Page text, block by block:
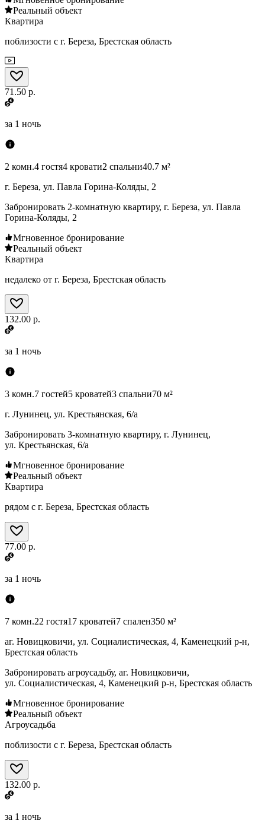
Реальный объект
Квартира
поблизости с г. Береза, Брестская область
71.50 р.
за 1 ночь
2 комн.4 гостя4 кровати2 спальни40.7 м²
г. Береза, ул. Павла Горина-Коляды, 2
Забронировать 2-комнатную квартиру, г. Береза, ул. Павла
Горина-Коляды, 2
Мгновенное бронирование
Реальный объект
Квартира
недалеко от г. Береза, Брестская область
132.00 р.
за 1 ночь
3 комн.7 гостей5 кроватей3 спальни70 м²
г. Лунинец, ул. Крестьянская, 6/а
Забронировать 3-комнатную квартиру, г. Лунинец,
ул. Крестьянская, 6/а
Мгновенное бронирование
Реальный объект
Квартира
рядом с г. Береза, Брестская область
77.00 р.
за 1 ночь
7 комн.22 гостя17 кроватей7 спален350 м²
аг. Новицковичи, ул. Социалистическая, 4, Каменецкий р-н,
Брестская область
Забронировать агроусадьбу, аг. Новицковичи,
ул. Социалистическая, 4, Каменецкий р-н, Брестская область
Мгновенное бронирование
Реальный объект
Агроусадьба
поблизости с г. Береза, Брестская область
132.00 р.
за 1 ночь